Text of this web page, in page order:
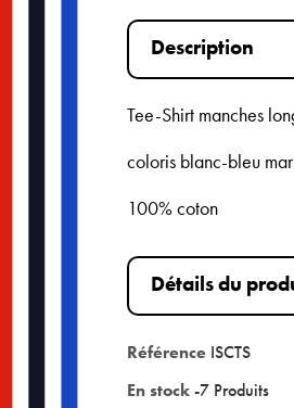
Description
Tee-Shirt manches
coloris blanc-bleu
100% coton
Détails du
Référence ISCTS
En stock-7 Produits